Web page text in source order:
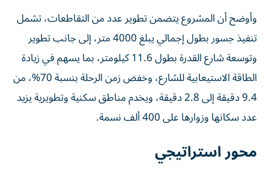
وأوضح أن المشروع يتضمن تطوير عدد من التقاطعات، تشمل
تنفيذ جسور بطول إجمالي يبلغ 4000 متر، إلى جانب تطوير
وتوسعة شارع القدرة بطول 11.6 كيلومتر، بما يسهم في زيادة
الطاقة الاستيعابية للشارع، وخفض زمن الرحلة بنسبة 70%، من
9.4 دقيقة إلى 2.8 دقيقة، ويخدم مناطق سكنية وتطويرية يزيد
عدد سكانها وزوارها على 400 ألف نسمة.
محور استراتيجي